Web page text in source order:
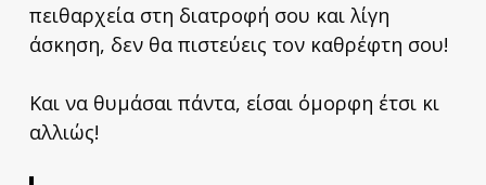
πειθαρχεία στη διατροφή σου και λίγη
άσκηση, δεν θα πιστεύεις τον καθρέφτη σου!
Και να θυμάσαι πάντα, είσαι όμορφη έτσι κι
αλλιώς!